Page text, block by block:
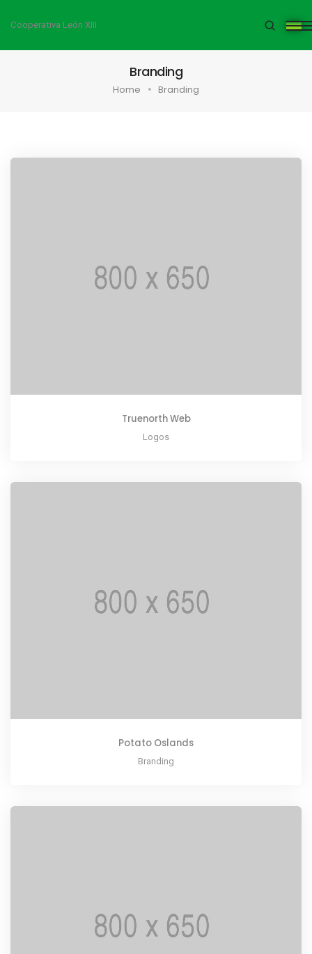
Cooperativa León XIII
Branding
Home Branding
Truenorth Web
Logos
Potato Oslands
Branding